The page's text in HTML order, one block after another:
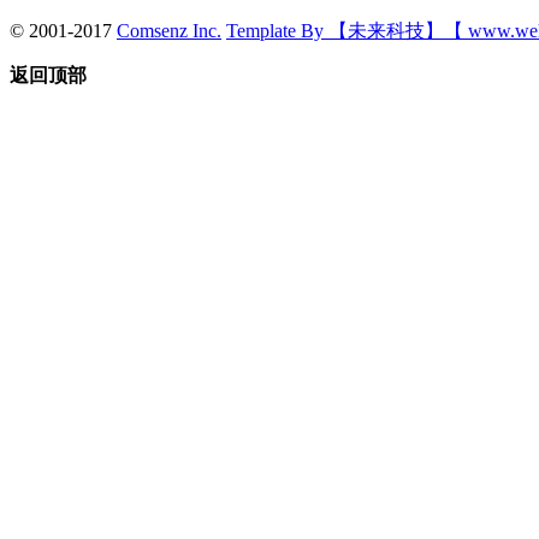
© 2001-2017 Comsenz Inc. Template By 【未来科技】【
返回顶部